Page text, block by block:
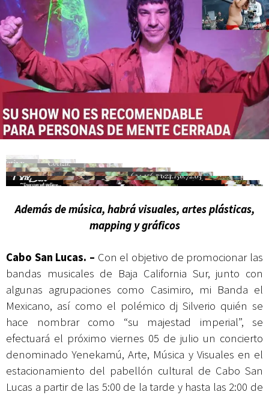
Campesina
Además de música, habrá visuales, artes plásticas,
mapping y gráficos
Cabo San Lucas. – Con el objetivo de promocionar las
bandas musicales de Baja California Sur, junto con
algunas agrupaciones como Casimiro, mi Banda el
Mexicano, así como el polémico dj Silverio quién se
hace nombrar como “su majestad imperial”, se
efectuará el próximo viernes 05 de julio un concierto
denominadoYenekamú, Arte, Música y Visuales en el
estacionamiento del pabellón cultural de Cabo San
Lucas a partir de las 5:00 de la tarde y hasta las 2:00 de